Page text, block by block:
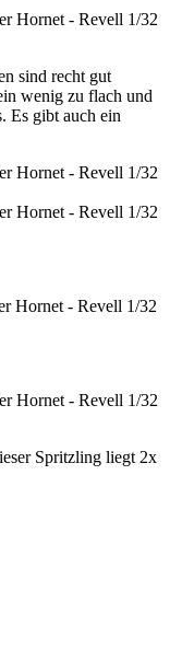
sind recht gut
wenig zu flach und
Es gibt auch ein
Spritzling liegt 2x